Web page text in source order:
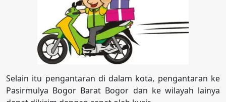
Selain itu pengantaran di dalam kota, pengantaran ke
Pasirmulya Bogor Barat Bogor dan ke wilayah lainya